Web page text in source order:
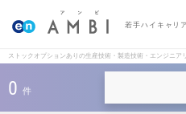
若手ハイキャリ
ストックオプションありの生産技術・製造技術・エンジニア
0 件